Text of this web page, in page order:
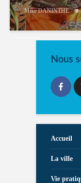
Mike DANINTHE
Nous
Accueil
La ville
Vie